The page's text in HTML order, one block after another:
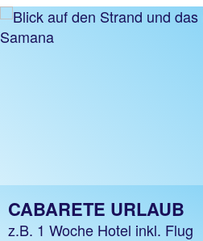
CABARETE URLAUB
z.B. 1 Woche Hotel inkl. Flug